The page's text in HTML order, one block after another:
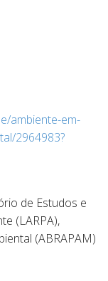
ambiente-em-
2964983?
de Estudos e
(LARPA),
(ABRAPAM)